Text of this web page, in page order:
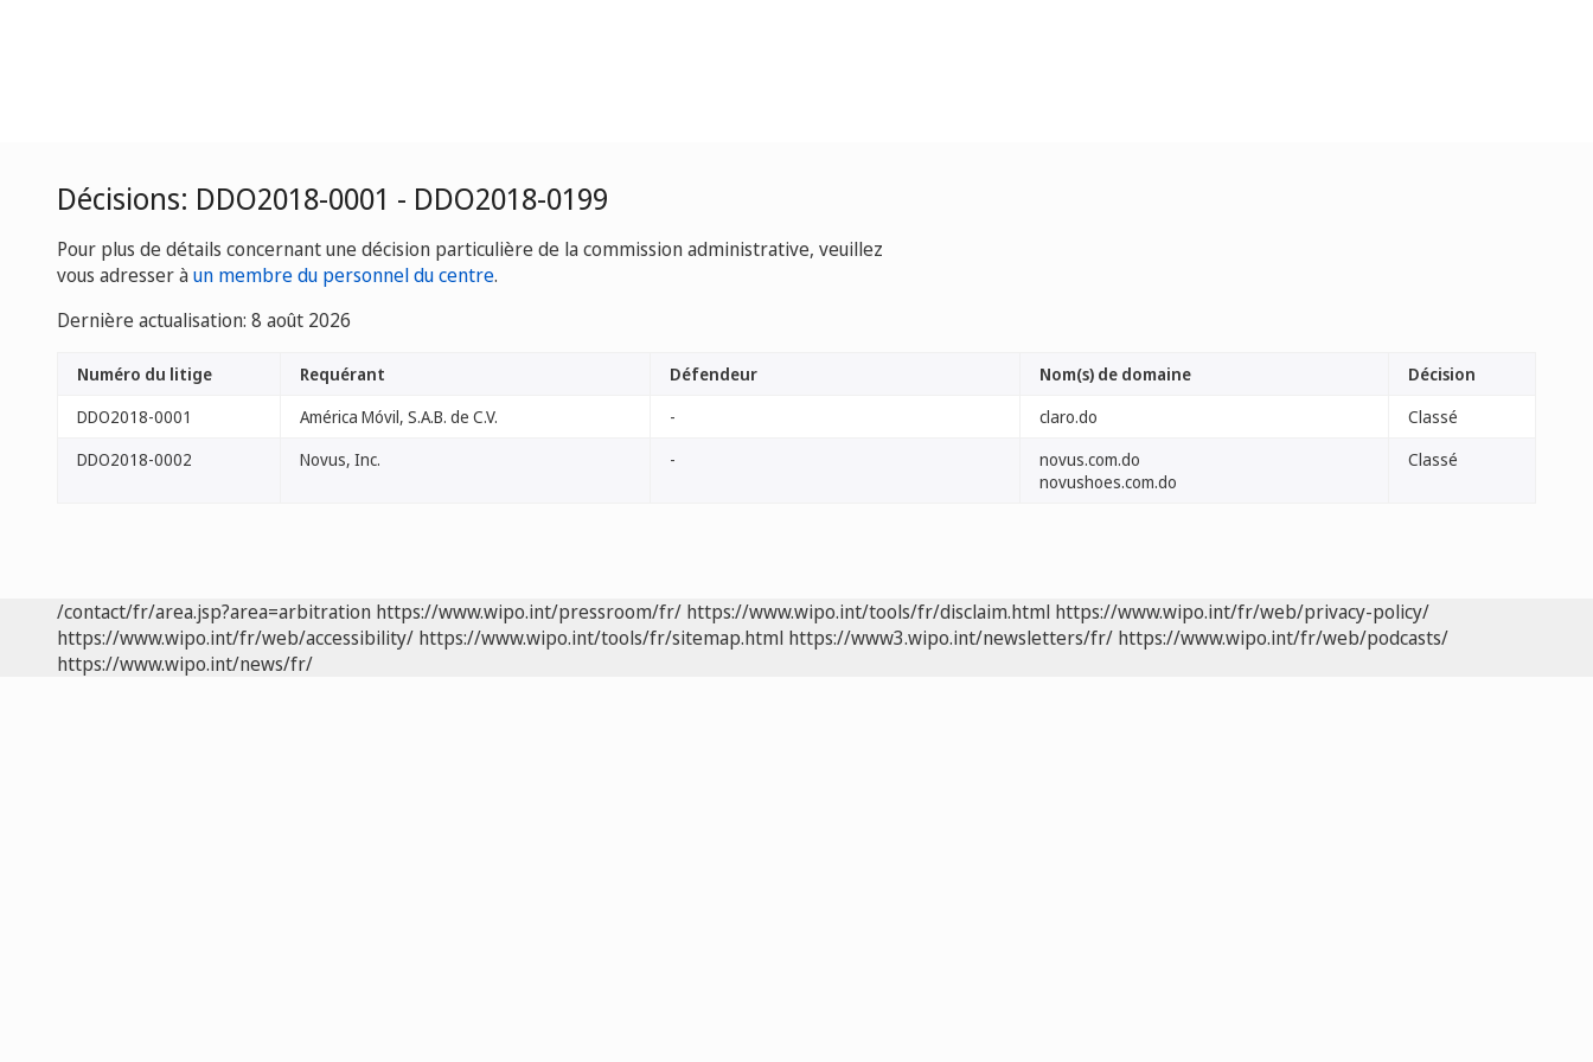
Décisions: DDO2018-0001 - DDO2018-0199
Pour plus de détails concernant une décision particulière de la commission administrative, veuillez
vous adresser àun membre du personnel du centre.
Dernière actualisation: 8 août 2026
Numéro du litige Requérant Défendeur Nom(s) de domaine
Décision
DDO2018-0001
América Móvil, S.A.B. de C.V. - claro.do
Classé
DDO2018-0002
Novus, Inc. -
novus.com.do
novushoes.com.do
Classé
/contact/fr/area.jsp?area=arbitration https://www.wipo.int/pressroom/fr/ https://www.wipo.int/tools/fr/disclaim.html https://www.wipo.int/fr/web/privacy-policy/
https://www.wipo.int/fr/web/accessibility/ https://www.wipo.int/tools/fr/sitemap.html https://www3.wipo.int/newsletters/fr/ https://www.wipo.int/fr/web/podcasts/
https://www.wipo.int/news/fr/